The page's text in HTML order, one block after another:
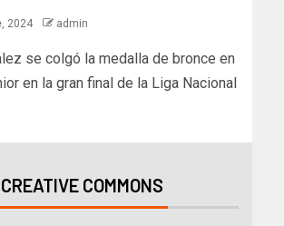
2024 admin
se colgó la medalla de bronce en
en la gran final de la Liga Nacional
COMMONS